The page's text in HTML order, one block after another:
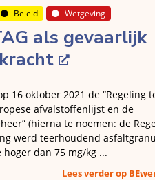
Beleid Wetgeving
als gevaarlijk
16 oktober 2021 de “Regeling
afvalstoffenlijst en de
(hierna te noemen: de
werd teerhoudend
hoger dan 75 mg/kg ...
Lees verder op